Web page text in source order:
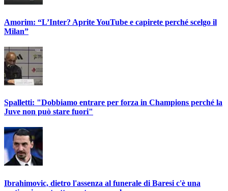
Amorim: “L’Inter? Aprite YouTube e capirete perché scelgo il
Milan”
Spalletti: "Dobbiamo entrare per forza in Champions perché la
Juve non può stare fuori"
Ibrahimovic, dietro l'assenza al funerale di Baresi c'è una